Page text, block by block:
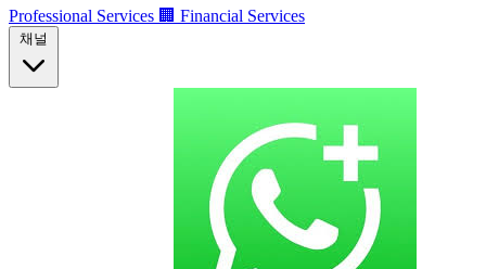
Professional Services 🏢 Financial Services